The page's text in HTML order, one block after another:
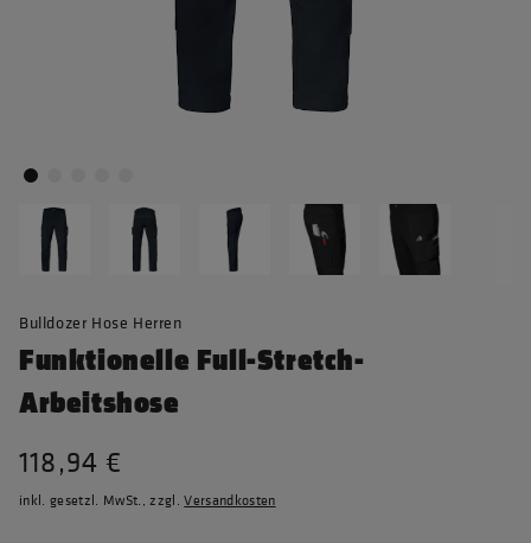
Bulldozer Hose Herren
Funktionelle Full-Stretch-
Arbeitshose
118,94 €
inkl. gesetzl. MwSt., zzgl.Versandkosten